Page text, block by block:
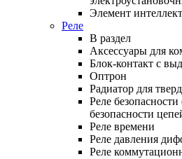
Элемент
Реле
В раздел
Аксессуары для
Блок-контакт с
Оптрон
Радиатор для
Реле
безопасности
Реле времени
Реле давления
Реле